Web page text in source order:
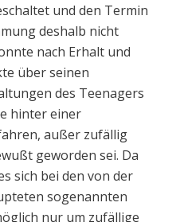
und den Termin
deshalb nicht
nach Erhalt und
über seinen
des Teenagers
hinter einer
außer zufällig
geworden sei. Da
sich bei den von der
sogenannten
nur um zufällige